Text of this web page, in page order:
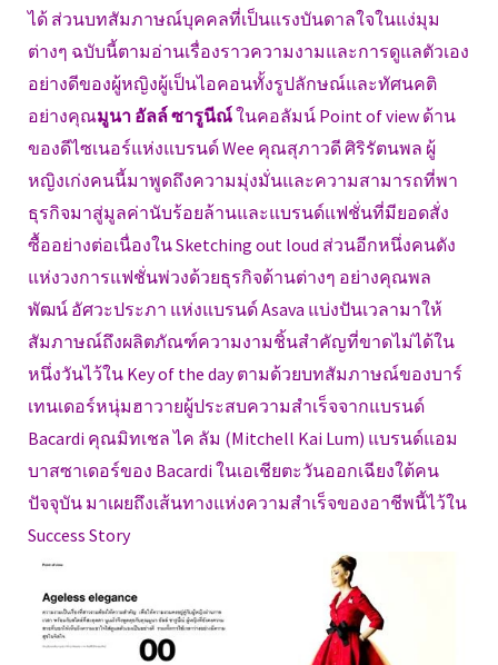
ได้ ส่วนบทสัมภาษณ์บุคคลที่เป็นแรงบันดาลใจในแง่มุม
ต่างๆ ฉบับนี้ตามอ่านเรื่องราวความงามและการดูแลตัวเอง
อย่างดีของผู้หญิงผู้เป็นไอคอนทั้งรูปลักษณ์และทัศนคติ
อย่างคุณมูนา อัลล์ ซารูนีณ์ในคอลัมน์ Point of view ด้าน
ของดีไซเนอร์แห่งแบรนด์ Wee คุณสุภาวดี ศิริรัตนพล ผู้
หญิงเก่งคนนี้มาพูดถึงความมุ่งมั่นและความสามารถที่พา
ธุรกิจมาสู่มูลค่านับร้อยล้านและแบรนด์แฟชั่นที่มียอดสั่ง
ซื้ออย่างต่อเนื่องใน Sketching out loud ส่วนอีกหนึ่งคนดัง
แห่งวงการแฟชั่นพ่วงด้วยธุรกิจด้านต่างๆ อย่างคุณพล
พัฒน์ อัศวะประภา แห่งแบรนด์ Asava แบ่งปันเวลามาให้
สัมภาษณ์ถึงผลิตภัณฑ์ความงามชิ้นสำคัญที่ขาดไม่ได้ใน
หนึ่งวันไว้ใน Key of the day ตามด้วยบทสัมภาษณ์ของบาร์
เทนเดอร์หนุ่มฮาวายผู้ประสบความสำเร็จจากแบรนด์
Bacardi คุณมิทเชล ไค ลัม (Mitchell Kai Lum) แบรนด์แอม
บาสซาเดอร์ของ Bacardi ในเอเชียตะวันออกเฉียงใต้คน
ปัจจุบัน มาเผยถึงเส้นทางแห่งความสำเร็จของอาชีพนี้ไว้ใน
Success Story